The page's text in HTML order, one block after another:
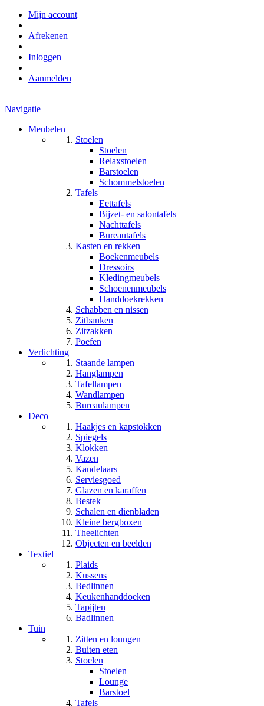
Mijn account
Afrekenen
Inloggen
Aanmelden
Navigatie
Meubelen
Stoelen
Stoelen
Relaxstoelen
Barstoelen
Schommelstoelen
Tafels
Eettafels
Bijzet- en salontafels
Nachttafels
Bureautafels
Kasten en rekken
Boekenmeubels
Dressoirs
Kledingmeubels
Schoenenmeubels
Handdoekrekken
Schabben en nissen
Zitbanken
Zitzakken
Poefen
Verlichting
Staande lampen
Hanglampen
Tafellampen
Wandlampen
Bureaulampen
Deco
Haakjes en kapstokken
Spiegels
Klokken
Vazen
Kandelaars
Serviesgoed
Glazen en karaffen
Bestek
Schalen en dienbladen
Kleine bergboxen
Theelichten
Objecten en beelden
Textiel
Plaids
Kussens
Bedlinnen
Keukenhanddoeken
Tapijten
Badlinnen
Tuin
Zitten en loungen
Buiten eten
Stoelen
Stoelen
Lounge
Barstoel
Tafels